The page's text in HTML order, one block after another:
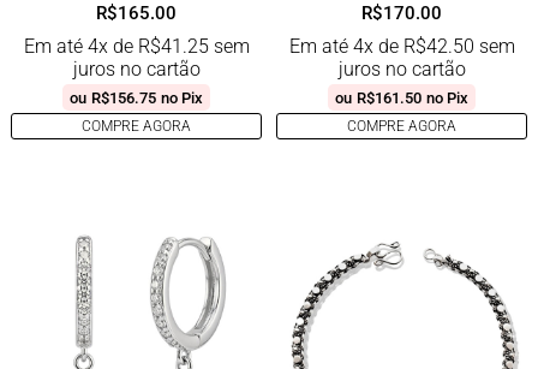
R$165.00
Em até 4x de R$41.25sem
juros no cartão
ou R$156.75 no Pix
COMPRE AGORA
R$170.00
Em até 4x de R$42.50 sem
juros no cartão
ou R$161.50 no Pix
COMPRE AGORA